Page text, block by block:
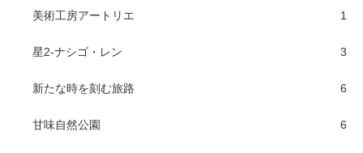
美術工房アートリエ 1
星2-ナシゴ・レン 3
新たな時を刻む旅路 6
甘味自然公園 6